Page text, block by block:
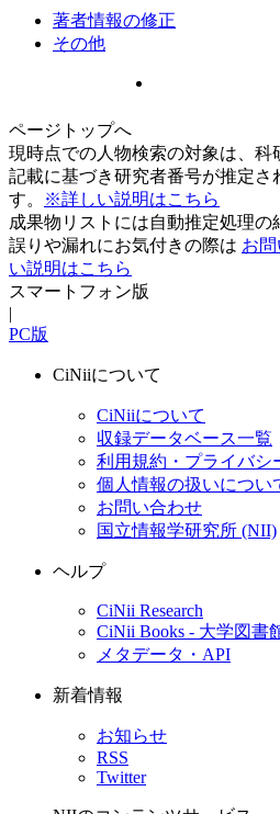
著者情報の修正
その他
ページトップへ
現時点での人物検索の対象は、科
記載に基づき研究者番号が推定さ
す。
※詳しい説明はこちら
成果物リストには自動推定処理の
誤りや漏れにお気付きの際は お
い説明はこちら
スマートフォン版
|
PC版
CiNiiについて
CiNiiについて
収録データベース一覧
利用規約・プライバシ
個人情報の扱いについ
お問い合わせ
国立情報学研究所 (NII)
ヘルプ
CiNii Research
CiNii Books - 大学図書
メタデータ・API
新着情報
お知らせ
RSS
Twitter